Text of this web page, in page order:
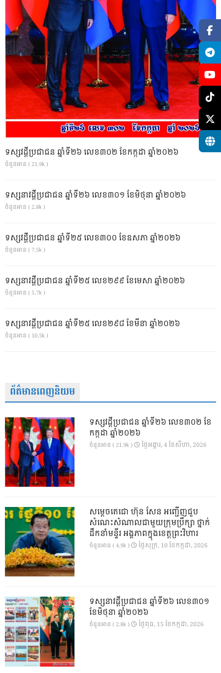
ទស្សវដ្តីប្រជាជន ឆ្នាំទី២៦ លេខ៣០២ ខែកក្កដា ឆ្នាំ២០២៦
ចំនួនអាន ( 21.9k )
ទស្សនាវដ្ដីប្រជាជន ឆ្នាំទី២៦ លេខ៣០១ ខែមិថុនា ឆ្នាំ២០២៦
ចំនួនអាន ( 2.8k )
ទស្សវដ្តីប្រជាជន ឆ្នាំទី២៥ លេខ៣០០ ខែឧសភា ឆ្នាំ២០២៦
ចំនួនអាន ( 7.5k )
ទស្សនាវដ្ដីប្រជាជន ឆ្នាំទី២៥ លេខ២៩៩ ខែមេសា ឆ្នាំ២០២៦
ចំនួនអាន ( 5.7k )
ទស្សនាវដ្ដីប្រជាជន ឆ្នាំទី២៥ លេខ២៩៨ ខែមីនា ឆ្នាំ២០២៦
ចំនួនអាន ( 10.5k )
ព័ត៌មានពេញនិយម
ទស្សវដ្តីប្រជាជន ឆ្នាំទី២៦ លេខ៣០២ ខែ
កក្កដា ឆ្នាំ២០២៦
ចំនួនអាន ( 21.9k ) ថ្ងៃ​អង្គារ, 4 ខែ​សីហា, 2026
សម្តេចតេជោ ហ៊ុន សែន អញ្ជើញជួប
សំណេះសំណាលជាមួយក្រុមប្រឹក្សា ថ្នាក់
ដឹកនាំមន្ទីរ អង្គភាពក្នុងខេត្តព្រះវិហារ
ចំនួនអាន ( 4.9k ) ថ្ងៃ​សុក្រ, 10 ខែ​កក្កដា, 2026
ទស្សនាវដ្ដីប្រជាជន ឆ្នាំទី២៦ លេខ៣០១
ខែមិថុនា ឆ្នាំ២០២៦
ចំនួនអាន ( 2.8k ) ថ្ងៃ​ពុធ, 15 ខែ​កក្កដា, 2026